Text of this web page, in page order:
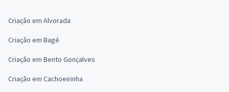
Criação em Alvorada
Criação em Bagé
Criação em Bento Gonçalves
Criação em Cachoeirinha